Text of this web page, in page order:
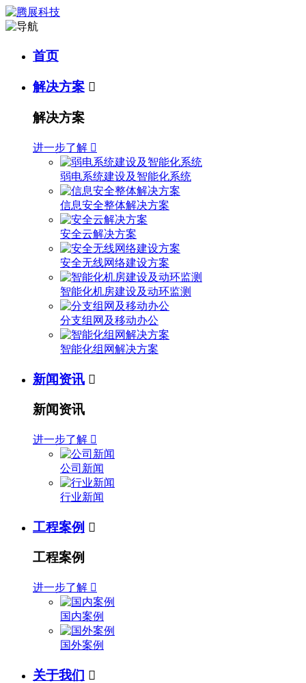
首页
解决方案 
解决方案
进一步了解 
弱电系统建设及智能化系统
信息安全整体解决方案
安全云解决方案
安全无线网络建设方案
智能化机房建设及动环监测
分支组网及移动办公
智能化组网解决方案
新闻资讯 
新闻资讯
进一步了解 
公司新闻
行业新闻
工程案例 
工程案例
进一步了解 
国内案例
国外案例
关于我们 